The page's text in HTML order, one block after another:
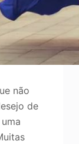
não
de